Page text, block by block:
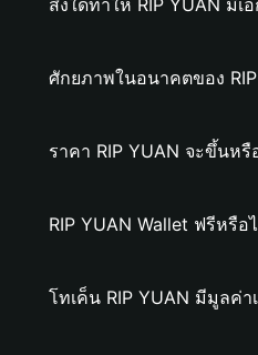
สิ่งใดทำให้ RIP YUAN มี
ศักยภาพในอนาคตของ RIP
ราคา RIP YUAN จะขึ้นหรื
RIP YUAN Wallet ฟรีหรือ
โทเค็น RIP YUAN มีมูลค่า